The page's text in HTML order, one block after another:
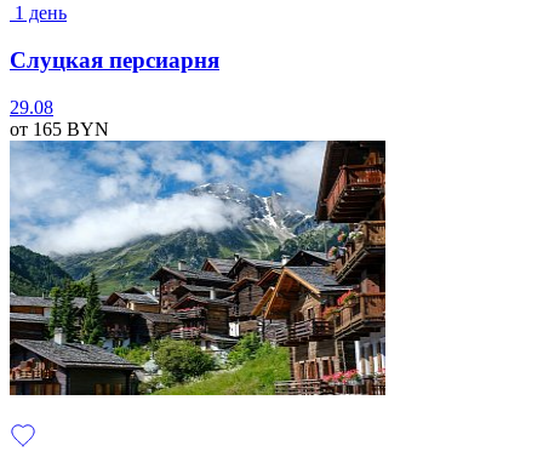
1 день
Слуцкая персиарня
29.08
от 165 BYN